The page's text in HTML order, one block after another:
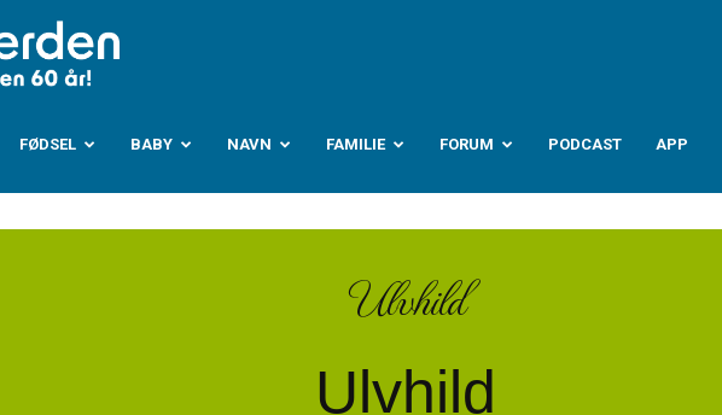
Babyverden.no
FØDSEL BABY NAVN FAMILIE FORUM PODCAST APP
Ulvhild
Ulvhild